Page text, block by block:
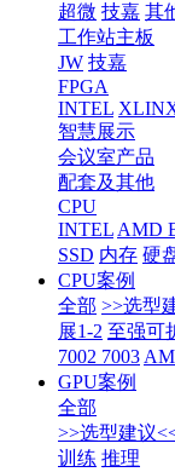
超微 技嘉 其
工作站主板
JW 技嘉
FPGA
INTEL
智慧展示
会议室产品
配套及其他
CPU
INTEL AMD
SSD 内存 硬
CPU案例
全部 >>选型
展1-2 至强可
7002 7003
GPU案例
全部
>>选型建议
训练 推理